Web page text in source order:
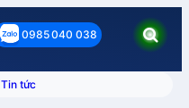
0985 040 038
Tin tức